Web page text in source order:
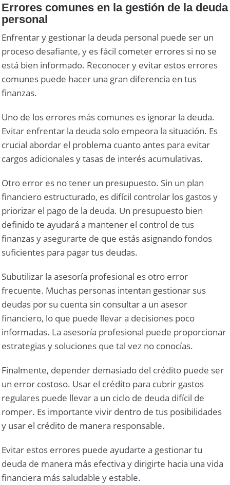
Errores comunes en la gestión de la deuda
personal
Enfrentar y gestionar la deuda personal puede ser un
proceso desafiante, y es fácil cometer errores si no se
está bien informado. Reconocer y evitar estos errores
comunes puede hacer una gran diferencia en tus
finanzas.
Uno de los errores más comunes es ignorar la deuda.
Evitar enfrentar la deuda solo empeora la situación. Es
crucial abordar el problema cuanto antes para evitar
cargos adicionales y tasas de interés acumulativas.
Otro error es no tener un presupuesto. Sin un plan
financiero estructurado, es difícil controlar los gastos y
priorizar el pago de la deuda. Un presupuesto bien
definido te ayudará a mantener el control de tus
finanzas y asegurarte de que estás asignando fondos
suficientes para pagar tus deudas.
Subutilizar la asesoría profesional es otro error
frecuente. Muchas personas intentan gestionar sus
deudas por su cuenta sin consultar a un asesor
financiero, lo que puede llevar a decisiones poco
informadas. La asesoría profesional puede proporcionar
estrategias y soluciones que tal vez no conocías.
Finalmente, depender demasiado del crédito puede ser
un error costoso. Usar el crédito para cubrir gastos
regulares puede llevar a un ciclo de deuda difícil de
romper. Es importante vivir dentro de tus posibilidades
y usar el crédito de manera responsable.
Evitar estos errores puede ayudarte a gestionar tu
deuda de manera más efectiva y dirigirte hacia una vida
financiera más saludable y estable.